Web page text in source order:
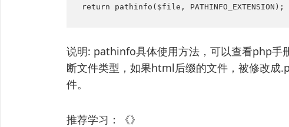
return pathinfo($file, PATHINFO_EXTENSION);
说明: pathinfo具体使用方法，可以查看php手
断文件类型，如果html后缀的文件，被修改成
件。
推荐学习：《》